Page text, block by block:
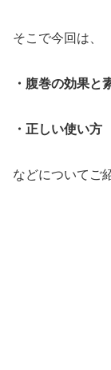
そこで今回は、
・腹巻の効果と
・正しい使い方
などについてご